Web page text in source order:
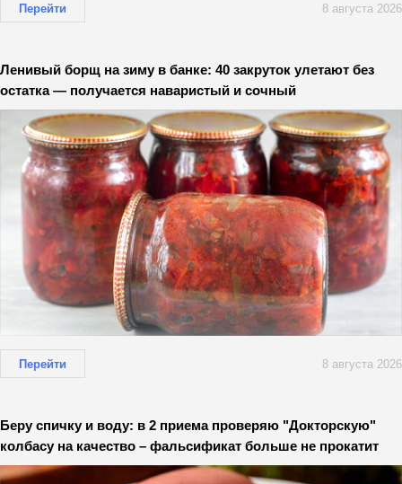
Перейти 8 августа 2026
Ленивый борщ на зиму в банке: 40 закруток улетают без
остатка — получается наваристый и сочный
Перейти 8 августа 2026
Беру спичку и воду: в 2 приема проверяю "Докторскую"
колбасу на качество – фальсификат больше не прокатит